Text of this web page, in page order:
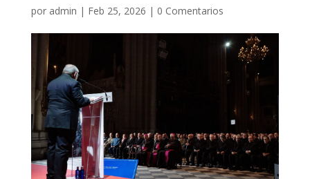
por admin | Feb 25, 2026 | 0 Comentarios